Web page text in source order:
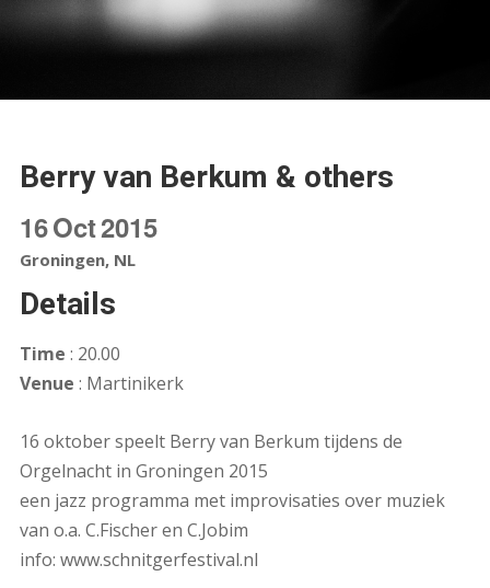
Berry van Berkum & others
16Oct2015
Groningen, NL
Details
Time : 20.00
Venue : Martinikerk
16 oktober speelt Berry van Berkum tijdens de
Orgelnacht in Groningen 2015
een jazz programma met improvisaties over muziek
van o.a. C.Fischer en C.Jobim
info: www.schnitgerfestival.nl